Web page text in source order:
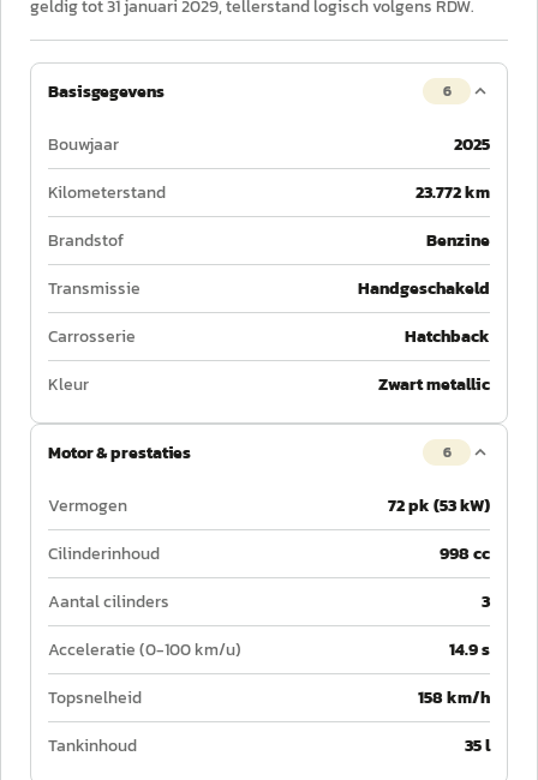
geldig tot 31 januari 2029, tellerstand logisch volgens RDW.
Basisgegevens 6
Bouwjaar
2025
Kilometerstand
23.772 km
Brandstof
Benzine
Transmissie
Handgeschakeld
Carrosserie
Hatchback
Kleur
Zwart metallic
Motor & prestaties 6
Vermogen
72 pk (53 kW)
Cilinderinhoud
998 cc
Aantal cilinders
3
Acceleratie (0-100 km/u)
14.9 s
Topsnelheid
158 km/h
Tankinhoud
35 l